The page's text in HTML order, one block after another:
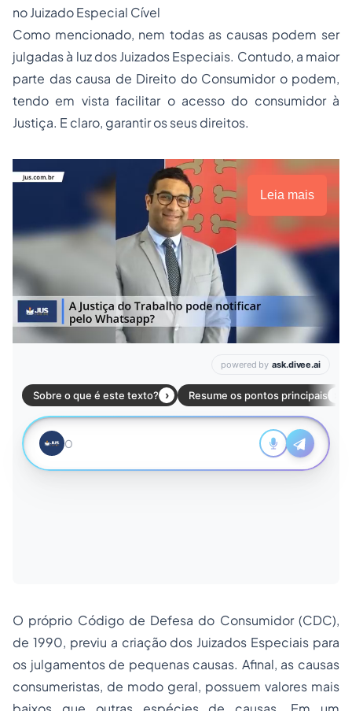
no Juizado Especial Cível
Como mencionado, nem todas as causas podem ser
julgadas à luz dos Juizados Especiais. Contudo, a maior
parte das causa de Direito do Consumidor o podem,
tendo em vista facilitar o acesso do consumidor à
Justiça. E claro, garantir os seus direitos.
Leia mais
O próprio Código de Defesa do Consumidor (CDC),
de 1990, previu a criação dos Juizados Especiais para
os julgamentos de pequenas causas. Afinal, as causas
consumeristas, de modo geral, possuem valores mais